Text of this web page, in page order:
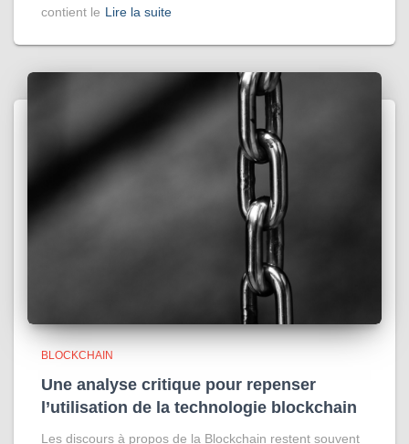
contient le Lire la suite
BLOCKCHAIN
Une analyse critique pour repenser
l’utilisation de la technologie blockchain
Les discours à propos de la Blockchain restent souvent